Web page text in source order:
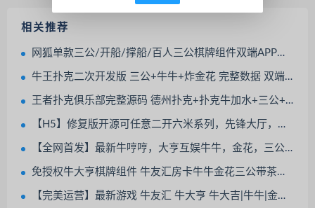
相关推荐
网狐单款三公/开船/撑船/百人三公棋牌组件双端APP另一套UI
牛王扑克二次开发版 三公+牛牛+炸金花 完整数据 双端APP
王者扑克俱乐部完整源码 德州扑克+扑克牛加水+三公+牛牛 附打包教程
【H5】修复版开源可任意二开六米系列，先锋大厅，三公，牌九，赖子牛牛都带观战！
【全网首发】最新牛哼哼，大亨互娱牛牛，金花，三公游戏组件+完美运营无授权
免授权牛大亨棋牌组件 牛友汇房卡牛牛金花三公带茶楼模式运营版
【完美运营】最新游戏 牛友汇 牛大亨 牛大吉|牛牛|金花|三公|带茶楼模式自动开房|带超级合伙人系统自动抽水